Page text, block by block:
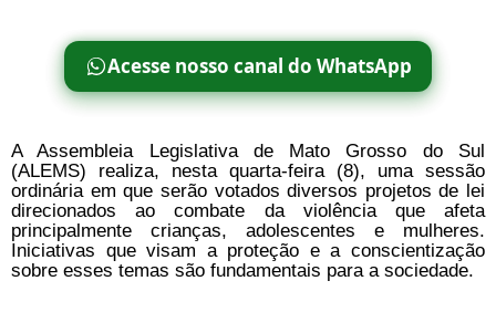
Acesse nosso canal do WhatsApp
A Assembleia Legislativa de Mato Grosso do Sul
(ALEMS) realiza, nesta quarta-feira (8), uma sessão
ordinária em que serão votados diversos projetos de lei
direcionados ao combate da violência que afeta
principalmente crianças, adolescentes e mulheres.
Iniciativas que visam a proteção e a conscientização
sobre esses temas são fundamentais para a sociedade.